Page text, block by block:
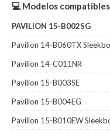
💻 Modelos compatibles
PAVILION 15-B002SG
Pavilion 14-B060TX
Pavilion 14-C011NR
Pavilion 15-B003SE
Pavilion 15-B004EG
Pavilion 15-B010EW